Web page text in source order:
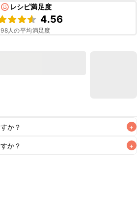
レシピ満足度
4.56
98人の平均満足度
か？ +
か？ +
が目安です。なるべくお早めにお召